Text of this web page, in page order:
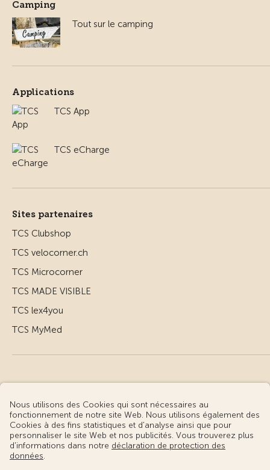
Camping
Tout sur le camping
Applications
TCS App
TCS eCharge
Sites partenaires
TCS Clubshop
TCS velocorner.ch
TCS Microcorner
TCS MADE VISIBLE
TCS lex4you
TCS MyMed